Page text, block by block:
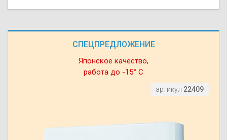
СПЕЦПРЕДЛОЖЕНИЕ
Японское качество,
работа до -15° С
артикул 22409